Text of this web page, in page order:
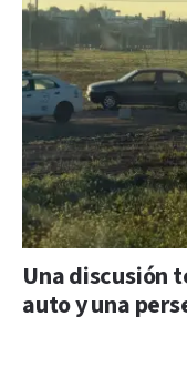
Una discusión
auto y una